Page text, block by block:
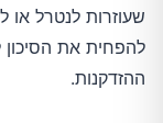
שעוזרות לנטרל או
להפחית את הסיכון
ההזדקנות.